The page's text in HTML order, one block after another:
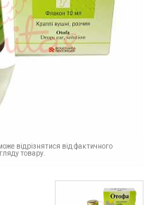
відрізнятися від фактичного
товару.